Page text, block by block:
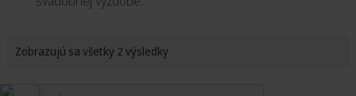
Zobrazujú sa všetky 2 výsledky